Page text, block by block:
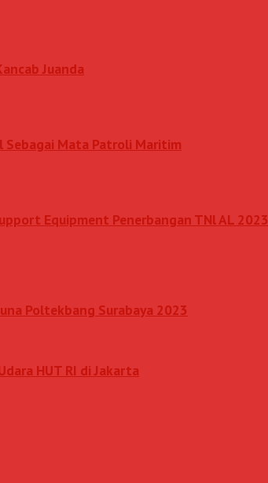
Juanda
Sebagai Mata Patroli Maritim
Equipment Penerbangan TNl AL 2023
Poltekbang Surabaya 2023
HUT RI di Jakarta